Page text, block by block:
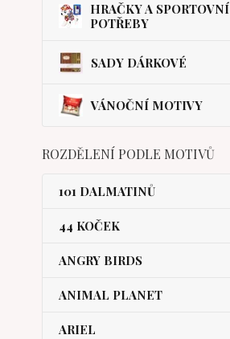
HRAČKY A SPORTOVNÍ
POTŘEBY
SADY DÁRKOVÉ
VÁNOČNÍ MOTIVY
ROZDĚLENÍ PODLE MOTIVŮ
101 DALMATINŮ
44 KOČEK
ANGRY BIRDS
ANIMAL PLANET
ARIEL